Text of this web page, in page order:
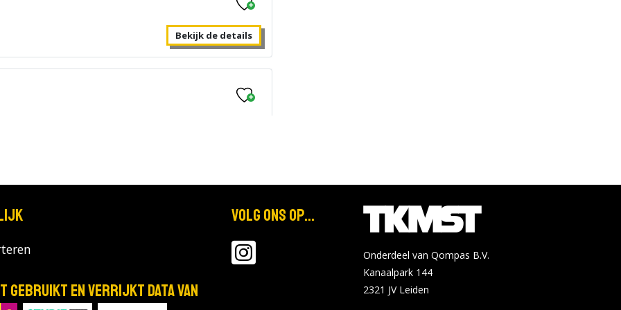
Bekijk de details
Bekijk de details
gebruikt en verrijkt data van
Volg ons op...
Onderdeel van Qompas B.V.
Kanaalpark 144
2321 JV Leiden